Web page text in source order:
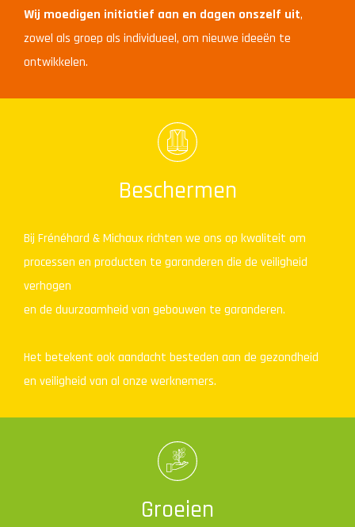
Wij moedigen initiatief aan en dagen onszelf uit,
zowel als groep als individueel, om nieuwe ideeën te
ontwikkelen.
Beschermen
Bij Frénéhard & Michaux richten we ons op kwaliteit om
processen en producten te garanderen die de veiligheid
verhogen
en de duurzaamheid van gebouwen te garanderen.
Het betekent ook aandacht besteden aan de gezondheid
en veiligheid van al onze werknemers.
Groeien